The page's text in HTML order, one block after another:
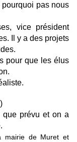
pas nous
vice président
Il y a des projets
pour que les élus
prévu et on a
mairie de Muret et